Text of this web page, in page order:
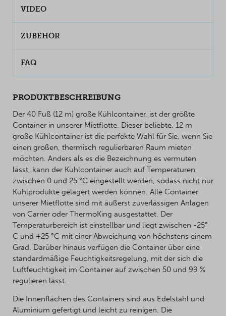
VIDEO
ZUBEHÖR
FAQ
PRODUKTBESCHREIBUNG
Der 40 Fuß (12 m) große Kühlcontainer, ist der größte
Container in unserer Mietflotte. Dieser beliebte, 12 m
große Kühlcontainer ist die perfekte Wahl für Sie, wenn Sie
einen großen, thermisch regulierbaren Raum mieten
möchten. Anders als es die Bezeichnung es vermuten
lässt, kann der Kühlcontainer auch auf Temperaturen
zwischen 0 und 25 °C eingestellt werden, sodass nicht nur
Kühlprodukte gelagert werden können. Alle Container
unserer Mietflotte sind mit äußerst zuverlässigen Anlagen
von Carrier oder ThermoKing ausgestattet. Der
Temperaturbereich ist einstellbar und liegt zwischen -25°
C und +25 °C mit einer Abweichung von höchstens einem
Grad. Darüber hinaus verfügen die Container über eine
standardmäßige Feuchtigkeitsregelung, mit der sich die
Luftfeuchtigkeit im Container auf zwischen 50 und 99 %
regulieren lässt.
Die Innenflächen des Containers sind aus Edelstahl und
Aluminium gefertigt und leicht zu reinigen. Die